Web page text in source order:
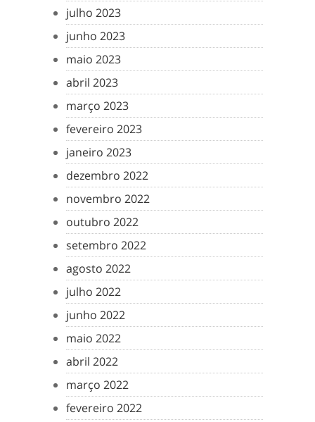
julho 2023
junho 2023
maio 2023
abril 2023
março 2023
fevereiro 2023
janeiro 2023
dezembro 2022
novembro 2022
outubro 2022
setembro 2022
agosto 2022
julho 2022
junho 2022
maio 2022
abril 2022
março 2022
fevereiro 2022